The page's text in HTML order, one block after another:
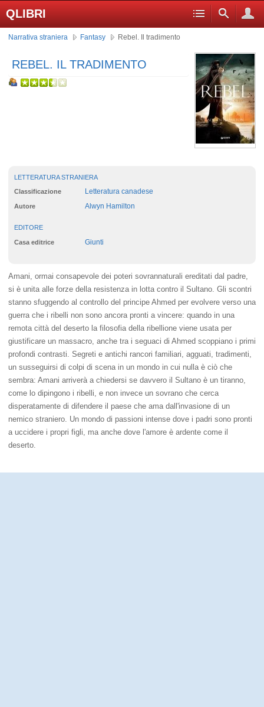
QLIBRI
Narrativa straniera Fantasy Rebel. Il tradimento
REBEL. IL TRADIMENTO
LETTERATURA STRANIERA
Classificazione Letteratura canadese
Autore Alwyn Hamilton
EDITORE
Casa editrice Giunti
Amani, ormai consapevole dei poteri sovrannaturali ereditati dal padre,
si è unita alle forze della resistenza in lotta contro il Sultano. Gli scontri
stanno sfuggendo al controllo del principe Ahmed per evolvere verso una
guerra che i ribelli non sono ancora pronti a vincere: quando in una
remota città del deserto la filosofia della ribellione viene usata per
giustificare un massacro, anche tra i seguaci di Ahmed scoppiano i primi
profondi contrasti. Segreti e antichi rancori familiari, agguati, tradimenti,
un susseguirsi di colpi di scena in un mondo in cui nulla è ciò che
sembra: Amani arriverà a chiedersi se davvero il Sultano è un tiranno,
come lo dipingono i ribelli, e non invece un sovrano che cerca
disperatamente di difendere il paese che ama dall'invasione di un
nemico straniero. Un mondo di passioni intense dove i padri sono pronti
a uccidere i propri figli, ma anche dove l'amore è ardente come il
deserto.